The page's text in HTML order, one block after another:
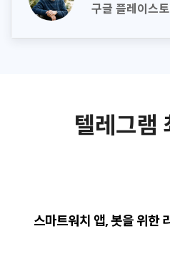
구글 플레이스
텔레그램
스마트워치 앱, 봇을 위한